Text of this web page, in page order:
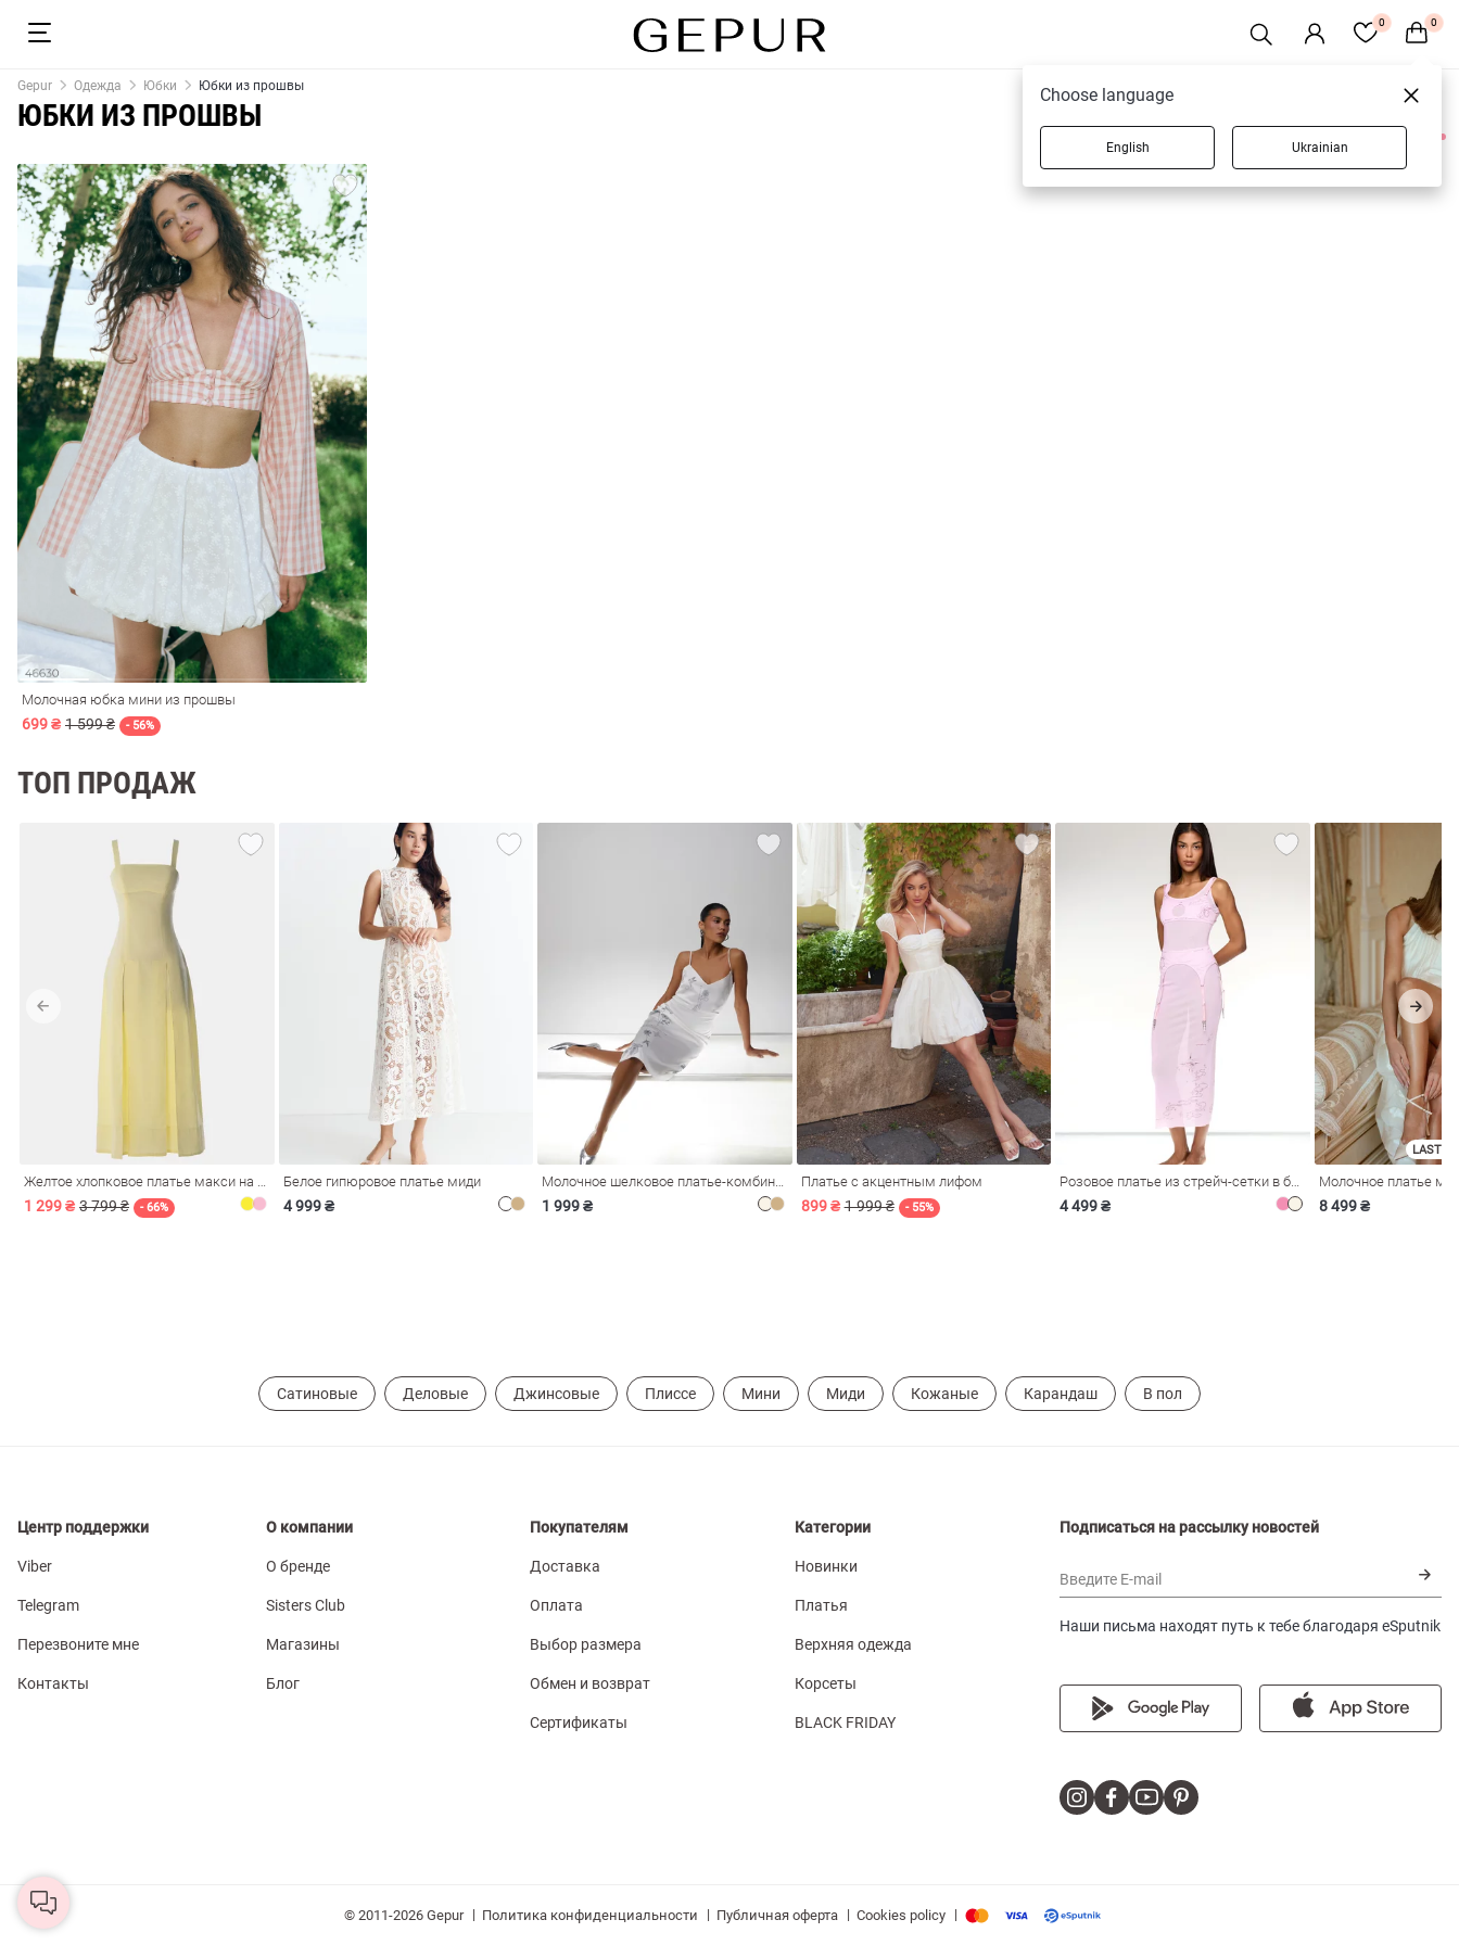
0 0
Сарафаны
Gepur Одежда Юбки Юбки из прошвы
ЮБКИ ИЗ ПРОШВЫ
1 товаров
Молочная юбка мини из прошвы
699 ₴ 1 599 ₴ - 56%
ТОП ПРОДАЖ
1 299 ₴ 3 799 ₴ - 66%
Белое гипюровое платье миди
4 999 ₴ 1 999 ₴
Платье с акцентным лифом
899 ₴ 1 999 ₴ - 55% 4 499 ₴
LAST
8 499 ₴
Сатиновые Деловые Джинсовые Плиссе Мини Миди Кожаные Карандаш В пол
Центр поддержки
Viber
Telegram
Перезвоните мне
Контакты
О компании
О бренде
Sisters Club
Магазины
Блог
Покупателям
Доставка
Оплата
Выбор размера
Обмен и возврат
Сертификаты
Категории
Новинки
Платья
Верхняя одежда
Корсеты
BLACK FRIDAY
Подписаться на рассылку новостей
Введите E-mail
Наши письма находят путь к тебе благодаря eSputnik
© 2011-2026 Gepur | Политика конфиденциальности | Публичная оферта | Cookies policy |
Choose language
English Ukrainian